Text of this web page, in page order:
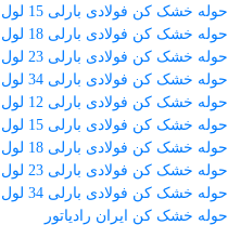
حوله خشک کن فولادی بارلی 15 لول (50×80) مشکی
حوله خشک کن فولادی بارلی 18 لول (50×100) مشکی
حوله خشک کن فولادی بارلی 23 لول (50×120) مشکی
حوله خشک کن فولادی بارلی 34 لول (50×180) مشکی
حوله خشک کن فولادی بارلی 12 لول (50×60) کروم
حوله خشک کن فولادی بارلی 15 لول (50×80) کروم
حوله خشک کن فولادی بارلی 18 لول (50×100) کروم
حوله خشک کن فولادی بارلی 23 لول (50×120) کروم
حوله خشک کن فولادی بارلی 34 لول (50×180) کروم
حوله خشک کن ایران رادیاتور